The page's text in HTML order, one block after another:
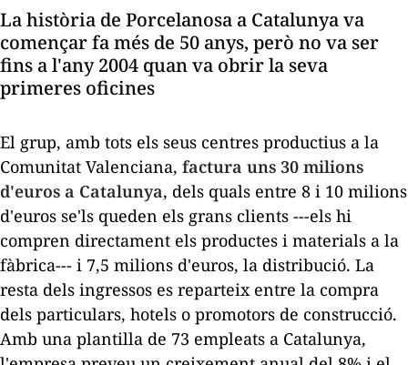
La història de Porcelanosa a Catalunya va
començar fa més de 50 anys, però no va ser
fins a l'any 2004 quan va obrir la seva
primeres oficines
El grup, amb tots els seus centres productius a la
Comunitat Valenciana, factura uns 30 milions
d'euros a Catalunya, dels quals entre 8 i 10 milions
d'euros se'ls queden els grans clients ---els hi
compren directament els productes i materials a la
fàbrica--- i 7,5 milions d'euros, la distribució. La
resta dels ingressos es reparteix entre la compra
dels particulars, hotels o promotors de construcció.
Amb una plantilla de 73 empleats a Catalunya,